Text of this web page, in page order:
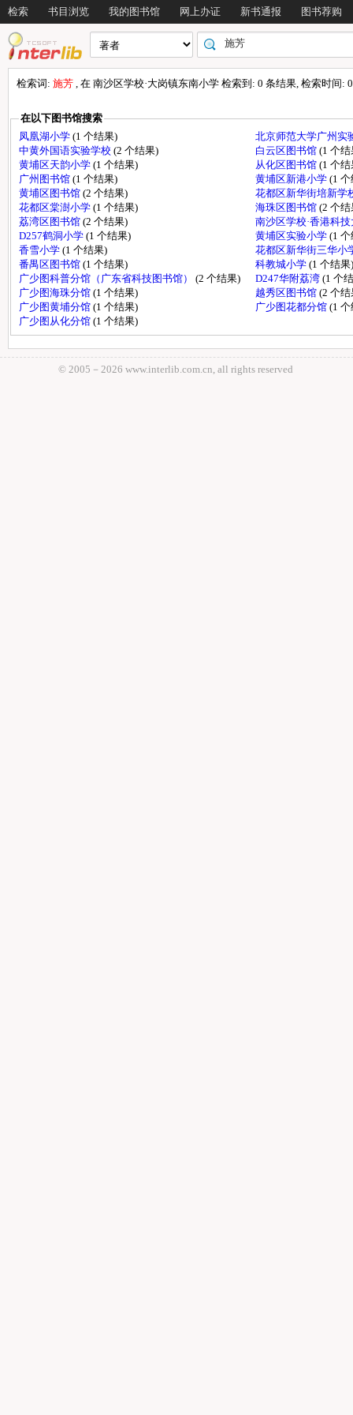
检索 书目浏览 我的图书馆 网上办证 新书通报 图书荐购
检索词: 施芳 , 在 南沙区学校·大岗镇东南小学 检索到: 0 条结果, 检索时间:
在以下图书馆搜索
凤凰湖小学 (1 个结果)
北京师范大学广州实
中黄外国语实验学校 (2 个结果) 白云区图书馆 (1 个结
黄埔区天韵小学 (1 个结果) 从化区图书馆 (1 个结
广州图书馆 (1 个结果) 黄埔区新港小学 (1
黄埔区图书馆 (2 个结果)
花都区新华街培新学
花都区棠澍小学 (1 个结果) 海珠区图书馆 (2 个结
荔湾区图书馆 (2 个结果)
南沙区学校·香港科
D257鹤洞小学 (1 个结果) 黄埔区实验小学 (1
香雪小学 (1 个结果)
花都区新华街三华小
番禺区图书馆 (1 个结果) 科教城小学 (1 个结果)
广少图科普分馆（广东省科技图书馆） (2 个结果) D247华附荔湾 (1 个
广少图海珠分馆 (1 个结果) 越秀区图书馆 (2 个结
广少图黄埔分馆 (1 个结果) 广少图花都分馆 (1
广少图从化分馆 (1 个结果)
© 2005－ 2026 www.interlib.com.cn, all rights reserved